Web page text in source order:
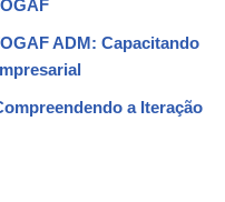
ADM: Capacitando
a Iteração